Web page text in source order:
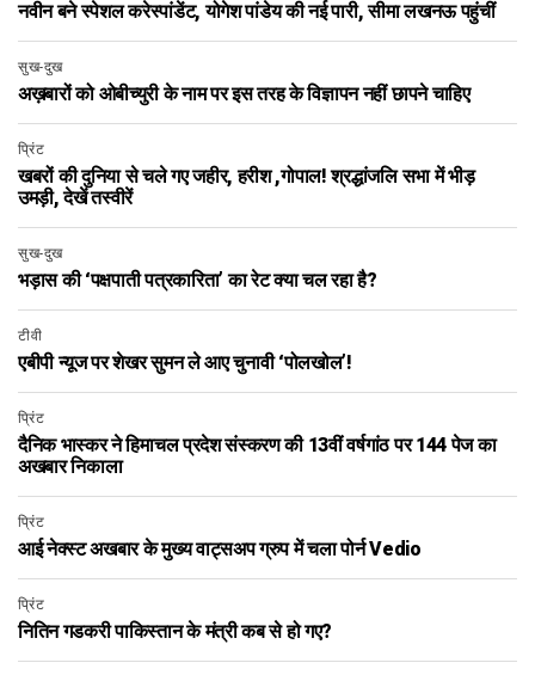
नवीन बने स्पेशल करेस्पांडेंट, योगेश पांडेय की नई पारी, सीमा लखनऊ पहुंचीं
सुख-दुख
अख़बारों को ओबीच्युरी के नाम पर इस तरह के विज्ञापन नहीं छापने चाहिए
प्रिंट
खबरों की दुनिया से चले गए जहीर, हरीश ,गोपाल! श्रद्धांजलि सभा में भीड़
उमड़ी, देखें तस्वीरें
सुख-दुख
भड़ास की ‘पक्षपाती पत्रकारिता’ का रेट क्या चल रहा है?
टीवी
एबीपी न्यूज पर शेखर सुमन ले आए चुनावी ‘पोलखोल’!
प्रिंट
दैनिक भास्कर ने हिमाचल प्रदेश संस्करण की 13वीं वर्षगांठ पर 144 पेज का
अखबार निकाला
प्रिंट
आई नेक्स्ट अखबार के मुख्य वाट्सअप ग्रुप में चला पोर्न Vedio
प्रिंट
नितिन गडकरी पाकिस्तान के मंत्री कब से हो गए?